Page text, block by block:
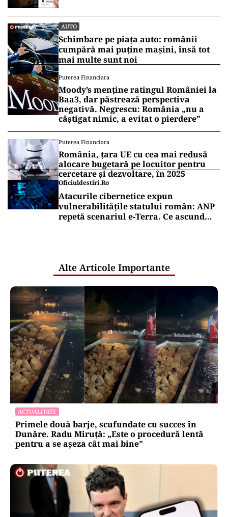
AUTO
Schimbare pe piața auto: românii
cumpără mai puține mașini, însă tot
mai multe sunt noi
Puterea Financiara
Moody’s menține ratingul României la
Baa3, dar păstrează perspectiva
negativă. Negrescu: România „nu a
câștigat nimic, a evitat o pierdere”
Puterea Financiara
România, țara UE cu cea mai redusă
alocare bugetară pe locuitor pentru
cercetare și dezvoltare, în 2025
Oficiuldestiri.ro
Atacurile cibernetice expun
vulnerabilitățile statului român: ANP
repetă scenariul e‑Terra. Ce ascund
Alte Articole Importante
ACTUALITATE
Primele două barje, scufundate cu succes în
Dunăre. Radu Miruță: „Este o procedură lentă
pentru a se așeza cât mai bine”